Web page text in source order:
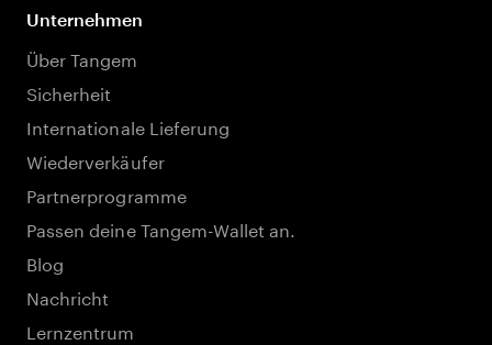
Unternehmen
Über Tangem
Sicherheit
Internationale Lieferung
Wiederverkäufer
Partnerprogramme
Passen deine Tangem-Wallet an.
Blog
Nachricht
Lernzentrum